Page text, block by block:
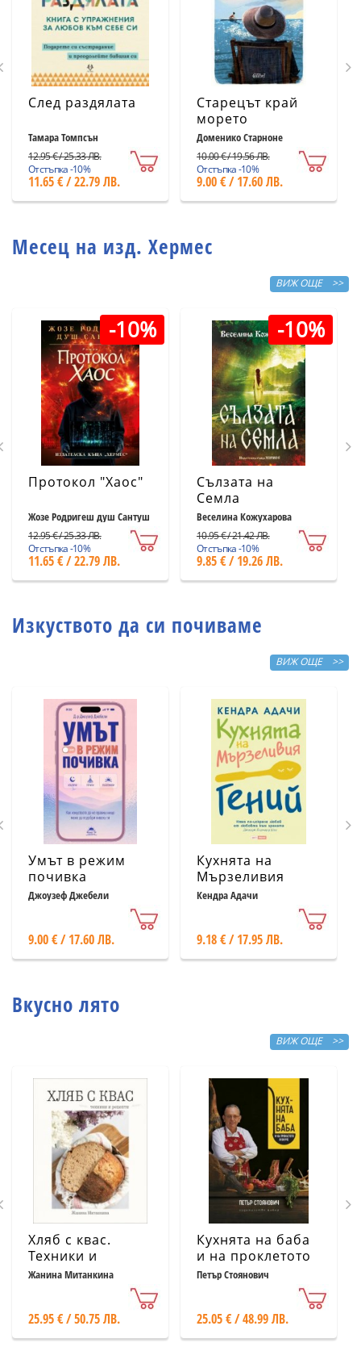
След раздялата
Тамара Томпсън
12.95 € / 25.33 ЛВ.
Отстъпка -10%
11.65 € / 22.79 ЛВ.
Старецът край
морето
Доменико Старноне
10.00 € / 19.56 ЛВ.
Отстъпка -10%
9.00 € / 17.60 ЛВ.
Месец на изд. Хермес
ВИЖ ОЩЕ >>
-10%
Протокол "Хаос"
Жозе Родригеш душ Сантуш
12.95 € / 25.33 ЛВ.
Отстъпка -10%
11.65 € / 22.79 ЛВ.
-10%
Сълзата на
Семла
Веселина Кожухарова
10.95 € / 21.42 ЛВ.
Отстъпка -10%
9.85 € / 19.26 ЛВ.
Изкуството да си почиваме
ВИЖ ОЩЕ >>
Умът в режим
почивка
Джоузеф Джебели
9.00 € / 17.60 ЛВ.
Кухнята на
Мързеливия
гений
Кендра Адачи
9.18 € / 17.95 ЛВ.
Вкусно лято
ВИЖ ОЩЕ >>
Хляб с квас.
Техники и
рецепти
Жанина Митанкина
25.95 € / 50.75 ЛВ.
Кухнята на баба
и на проклетото
й внуче
Петър Стоянович
25.05 € / 48.99 ЛВ.